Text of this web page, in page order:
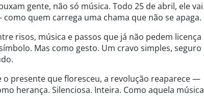
gente, não só música. Todo 25 de abril, ele vai
quem carrega uma chama que não se apaga.
risos, música e passos que já não pedem licença
Mas como gesto. Um cravo simples, seguro
presente que floresceu, a revolução reaparece —
herança. Silenciosa. Inteira. Como aquela música